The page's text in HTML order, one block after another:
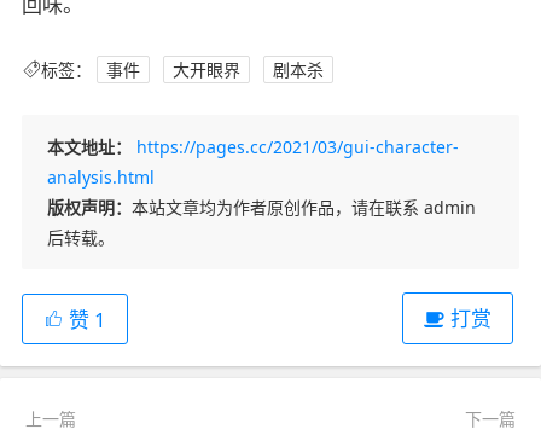
标签： 事件 大开眼界 剧本杀
本文地址：
https://pages.cc/2021/03/gui-character-
analysis.html
版权声明： 本站文章均为作者原创作品，请在联系 admin
后转载。
赞 1 打赏
上一篇 下一篇